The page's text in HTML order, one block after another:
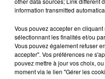
une étude sur
Franche-
le secteur a un
un peu plus
région qu’au
information transmitted
Vous pouvez accepter en
sélectionnant les finalités et/ou
Vous pouvez également refuser
accepter". Vos préférences ne
pouvez mettre à jour vos choix,
moment via le lien "Gérer les